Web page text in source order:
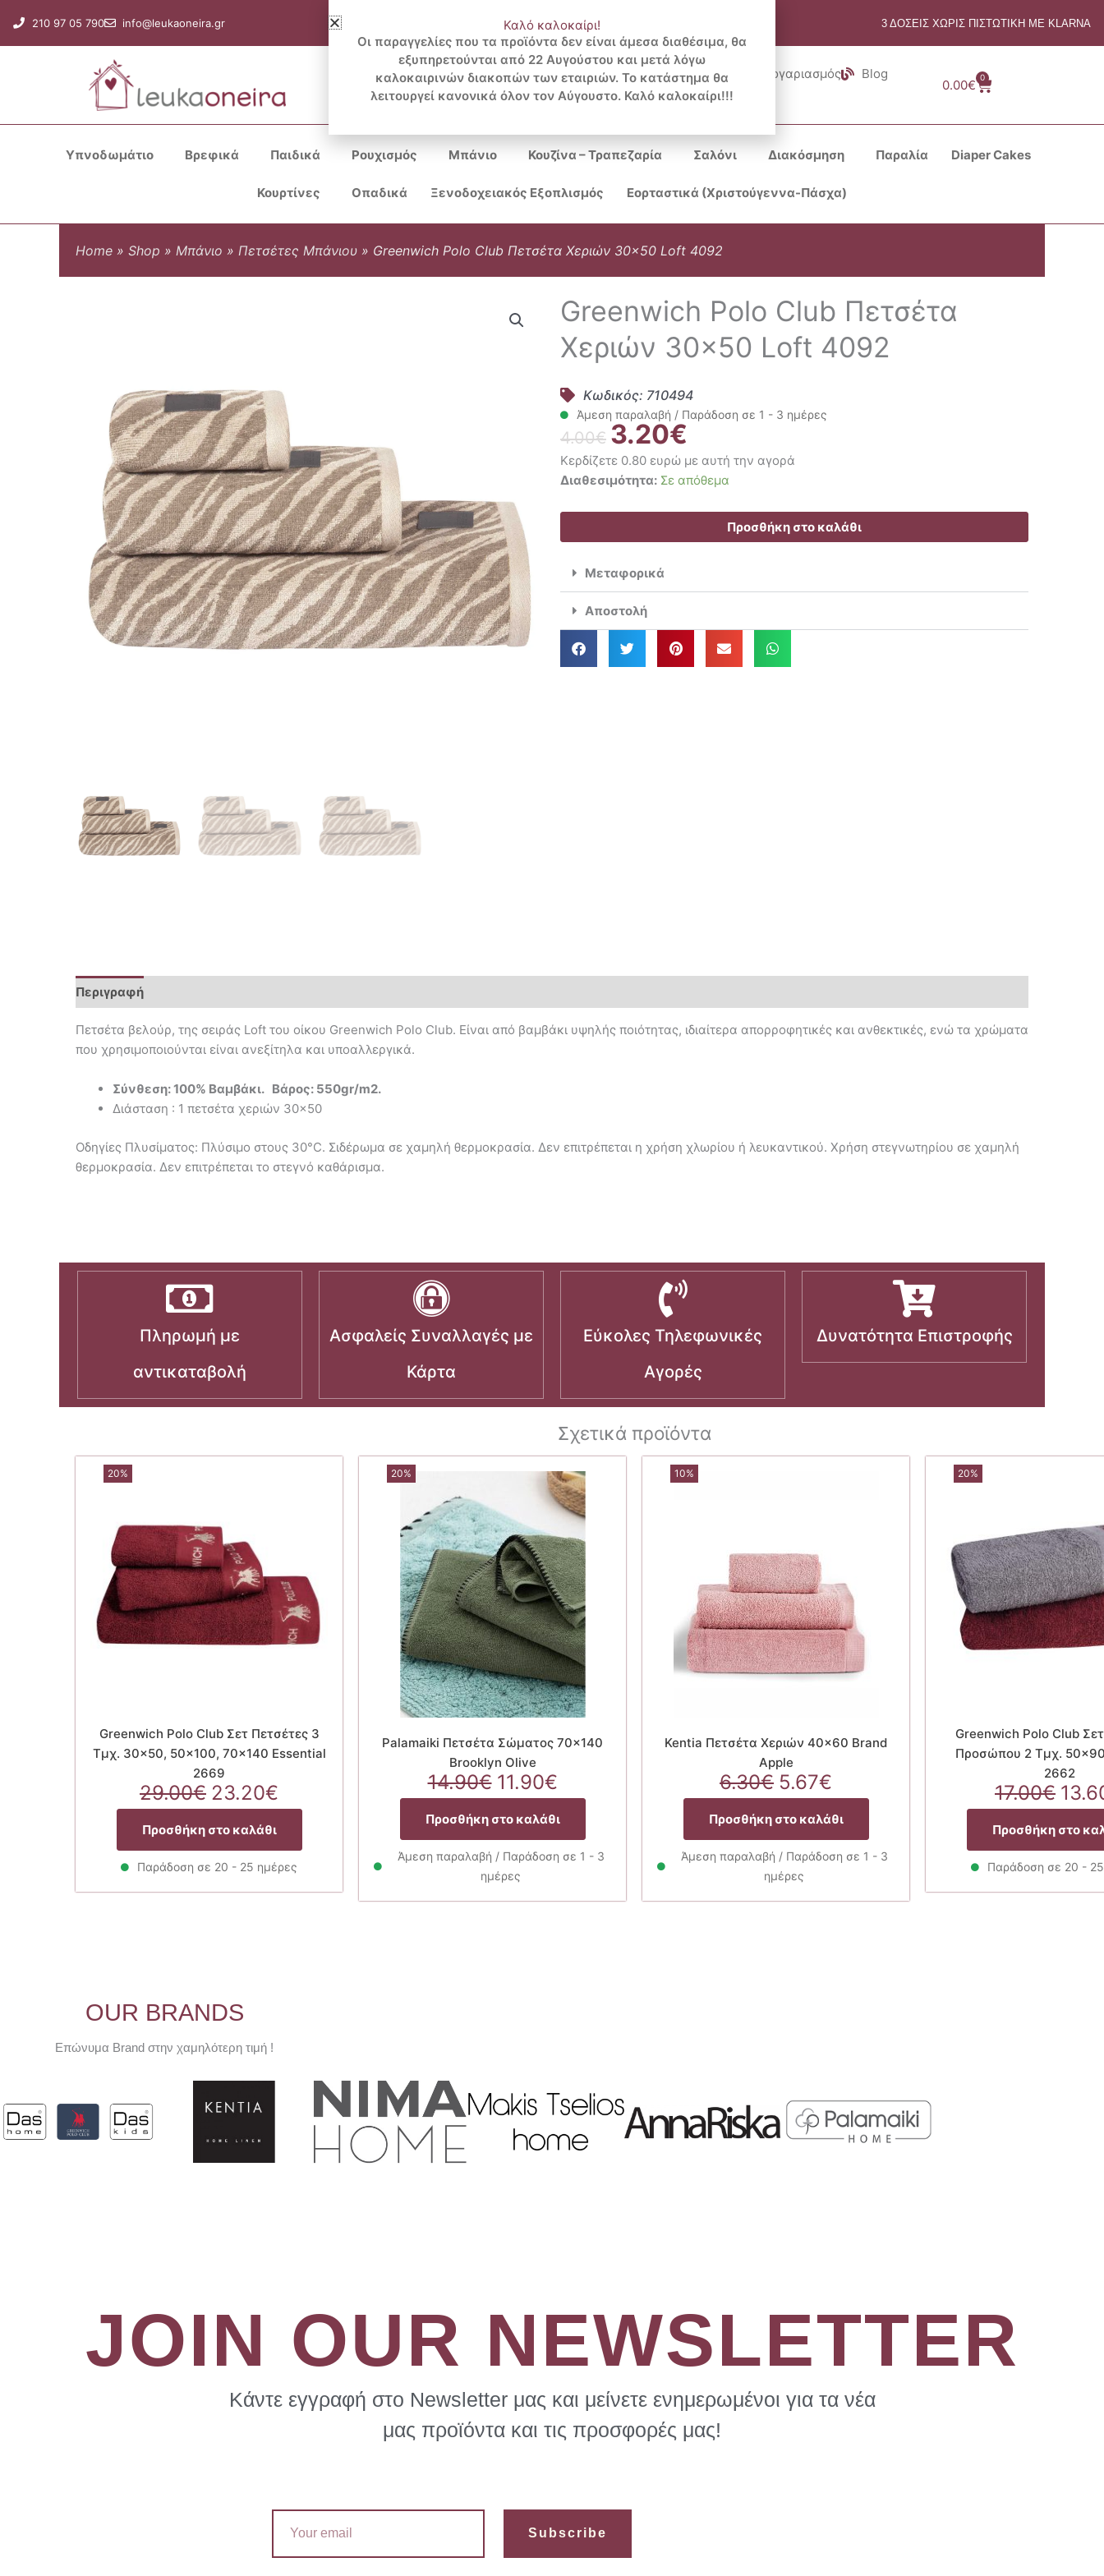
στο
περιεχόμενο
210 97 05 790 info@leukaoneira.gr 3 ΔΟΣΕΙΣ ΧΩΡΙΣ ΠΙΣΤΩΤΙΚΗ ΜΕ KLARNA
Search
...
Λογαριασμός Blog
0.00€
0
Cart
Υπνοδωμάτιο Βρεφικά Παιδικά Ρουχισμός Μπάνιο Κουζίνα – Τραπεζαρία Σαλόνι Διακόσμηση Παραλία Diaper Cakes
Κουρτίνες Οπαδικά Ξενοδοχειακός Εξοπλισμός Εορταστικά (Χριστούγεννα-Πάσχα)
Home » Shop » Μπάνιο » Πετσέτες Μπάνιου » Greenwich Polo Club Πετσέτα Χεριών 30×50 Loft 4092
Greenwich Polo Club Πετσέτα
Χεριών 30×50 Loft 4092
Κωδικός: 710494
Άμεση παραλαβή / Παράδοση σε 1 - 3 ημέρες
4.00€ Original
price
was:
4.00€.
3.20€
τρέχουσα
τιμή
είναι:
3.20€.
Κερδίζετε 0.80 ευρώ με αυτή την αγορά
Διαθεσιμότητα: Σε απόθεμα
Greenwich
Club
Πετσέτα
30x50
Loft
4092
Προσθήκη στο καλάθι
Μεταφορικά
Αποστολή
Περιγραφή
Πετσέτα βελούρ, της σειράς Loft του οίκου Greenwich Polo Club. Είναι από βαμβάκι υψηλής ποιότητας, ιδιαίτερα απορροφητικές και ανθεκτικές, ενώ τα χρώματα
που χρησιμοποιούνται είναι ανεξίτηλα και υποαλλεργικά.
Σύνθεση: 100% Βαμβάκι. Βάρος: 550gr/m2.
Διάσταση : 1 πετσέτα χεριών 30×50
Οδηγίες Πλυσίματος: Πλύσιμο στους 30°C. Σιδέρωμα σε χαμηλή θερμοκρασία. Δεν επιτρέπεται η χρήση χλωρίου ή λευκαντικού. Χρήση στεγνωτηρίου σε χαμηλή
θερμοκρασία. Δεν επιτρέπεται το στεγνό καθάρισμα.
Πληρωμή με
αντικαταβολή
Ασφαλείς Συναλλαγές με
Κάρτα
Εύκολες Τηλεφωνικές
Αγορές
Δυνατότητα Επιστροφής
Σχετικά προϊόντα
20%
Greenwich Polo Club Σετ Πετσέτες 3
Τμχ. 30×50, 50×100, 70×140 Essential
2669
29.00€ Original
price
was:
29.00€.
23.20€
τρέχουσα
είναι:
23.20€.
Προσθήκη στο καλάθι
Παράδοση σε 20 - 25 ημέρες
20%
Palamaiki Πετσέτα Σώματος 70×140
Brooklyn Olive
14.90€ Original
price
was:
14.90€.
11.90€Η
τρέχουσα
τιμή
είναι:
11.90€.
Προσθήκη στο καλάθι
Άμεση παραλαβή / Παράδοση σε 1 - 3
ημέρες
10%
Kentia Πετσέτα Χεριών 40×60 Brand
Apple
6.30€ Original
price
was:
6.30€.
5.67€
τρέχουσα
τιμή
είναι:
5.67€.
Προσθήκη στο καλάθι
Άμεση παραλαβή / Παράδοση σε 1 - 3
ημέρες
20%
Greenwich Polo Club
Προσώπου 2 Τμχ.
2662
17.00€
was:
Προσθήκη στο
Παράδοση σε 20 -
OUR BRANDS
Επώνυμα Brand στην χαμηλότερη τιμή !
JOIN OUR NEWSLETTER
Κάντε εγγραφή στο Newsletter μας και μείνετε ενημερωμένοι για τα νέα
μας προϊόντα και τις προσφορές μας!
Subscribe
Καλό καλοκαίρι!
Οι παραγγελίες που τα προϊόντα δεν είναι άμεσα διαθέσιμα, θα
εξυπηρετούνται από 22 Αυγούστου και μετά λόγω
καλοκαιρινών διακοπών των εταιριών. Το κατάστημα θα
λειτουργεί κανονικά όλον τον Αύγουστο. Καλό καλοκαίρι!!!